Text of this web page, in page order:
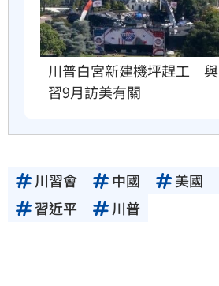
川普白宮新建機坪趕工　與
習9月訪美有關
川習會 中國 美國
習近平
川普